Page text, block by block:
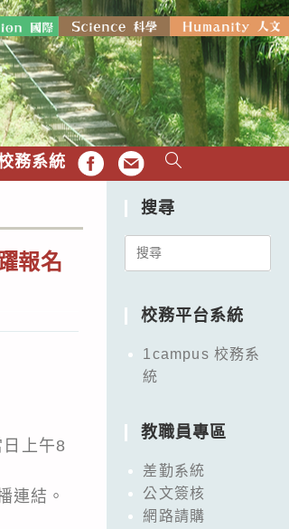
務系統 FB EMAIL
報名
上午8
連結。
搜尋
Search
校務平台系統
1campus 校務系
統
教職員專區
差勤系統
公文簽核
網路請購